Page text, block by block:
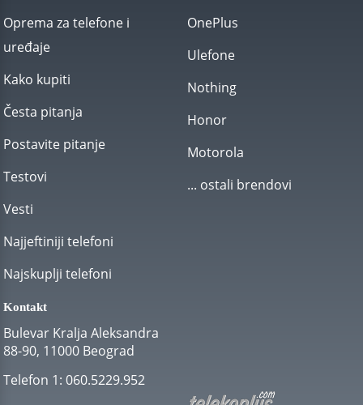
Oprema za telefone i
uređaje
Kako kupiti
Česta pitanja
Postavite pitanje
Testovi
Vesti
Najjeftiniji telefoni
Najskuplji telefoni
OnePlus
Ulefone
Nothing
Honor
Motorola
... ostali brendovi
Kontakt
Bulevar Kralja Aleksandra
88-90, 11000 Beograd
Telefon 1: 060.5229.952